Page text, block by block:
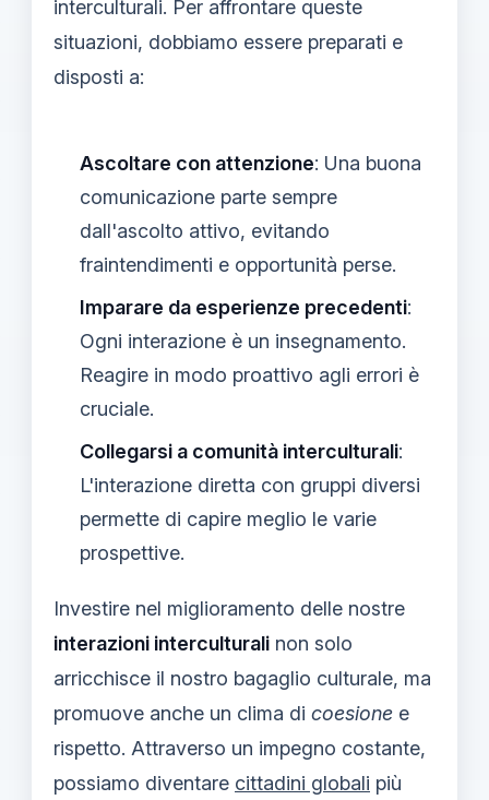
interculturali. Per affrontare queste
situazioni, dobbiamo essere preparati e
disposti a:
Ascoltare con attenzione: Una buona
comunicazione parte sempre
dall'ascolto attivo, evitando
fraintendimenti e opportunità perse.
Imparare da esperienze precedenti:
Ogni interazione è un insegnamento.
Reagire in modo proattivo agli errori è
cruciale.
Collegarsi a comunità interculturali:
L'interazione diretta con gruppi diversi
permette di capire meglio le varie
prospettive.
Investire nel miglioramento delle nostre
interazioni interculturali non solo
arricchisce il nostro bagaglio culturale, ma
promuove anche un clima di coesione e
rispetto. Attraverso un impegno costante,
possiamo diventare cittadini globali più